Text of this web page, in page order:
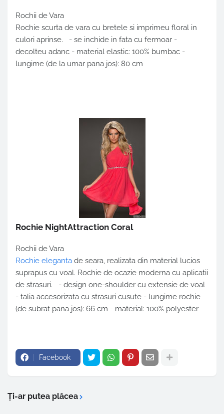
Rochii de Vara
Rochie scurta de vara cu bretele si imprimeu floral in
culori aprinse. - se inchide in fata cu fermoar -
decolteu adanc - material elastic: 100% bumbac -
lungime (de la umar pana jos): 80 cm
Rochie NightAttraction Coral
Rochii de Vara
Rochie eleganta de seara, realizata din material lucios
suprapus cu voal. Rochie de ocazie moderna cu aplicatii
de strasuri. - design one-shoulder cu extensie de voal
- talia accesorizata cu strasuri cusute - lungime rochie
(de subrat pana jos): 66 cm - material: 100% polyester
Facebook
Ți-ar putea plăcea